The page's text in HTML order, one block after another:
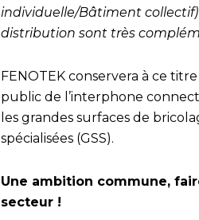
individuelle/Bâtiment collectif)
distribution sont très
FENOTEK conservera à ce
public de l’interphone
les grandes surfaces de
spécialisées (GSS).
Une ambition commune,
secteur !